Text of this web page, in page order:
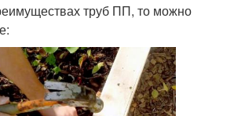
труб ПП, то можно